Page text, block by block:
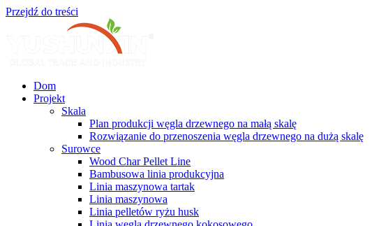
Przejdź do treści
Dom
Projekt
Skala
Plan produkcji węgla drzewnego na małą skalę
Rozwiązanie do przenoszenia węgla drzewnego na dużą skalę
Surowce
Wood Char Pellet Line
Bambusowa linia produkcyjna
Linia maszynowa tartak
Linia maszynowa
Linia pelletów ryżu husk